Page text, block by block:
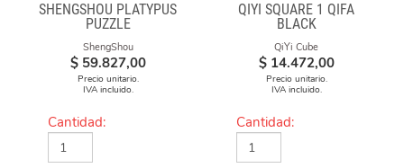
SHENGSHOU PLATYPUS
PUZZLE
ShengShou
$ 59.827,00
Precio unitario.
IVA incluido.
Cantidad:
QIYI SQUARE 1 QIFA
BLACK
QiYi Cube
$ 14.472,00
Precio unitario.
IVA incluido.
Cantidad: